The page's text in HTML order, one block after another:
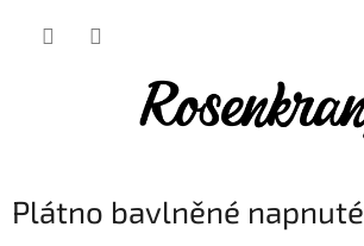
Plátno bavlněné napnuté